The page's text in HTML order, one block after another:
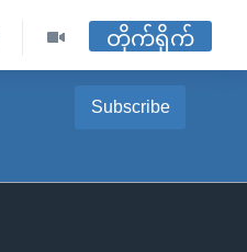
တိုက်ရိုက်
Subscribe